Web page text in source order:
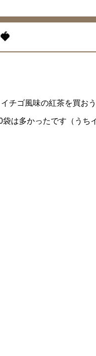
チゴ風味の紅茶を買お
は多かったです（うち